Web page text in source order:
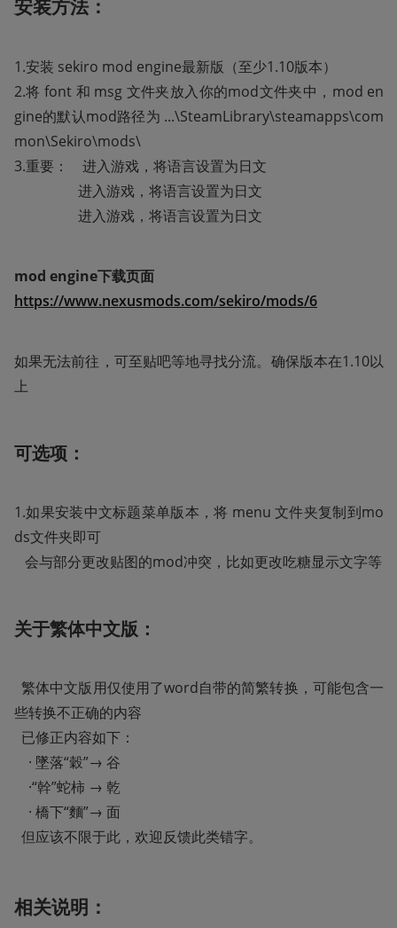
安装方法：
1.安装 sekiro mod engine最新版（至少1.10版本）
2.将 font 和 msg 文件夹放入你的mod文件夹中，mod en
gine的默认mod路径为 ...\SteamLibrary\steamapps\com
mon\Sekiro\mods\
3.重要：    进入游戏，将语言设置为日文
进入游戏，将语言设置为日文
进入游戏，将语言设置为日文
mod engine下载页面
https://www.nexusmods.com/sekiro/mods/6
如果无法前往，可至贴吧等地寻找分流。确保版本在1.10以
上
可选项：
1.如果安装中文标题菜单版本，将 menu 文件夹复制到mo
ds文件夹即可
会与部分更改贴图的mod冲突，比如更改吃糖显示文字等
关于繁体中文版：
繁体中文版用仅使用了word自带的简繁转换，可能包含一
些转换不正确的内容
已修正内容如下：
· 墜落“穀”→ 谷
·“幹”蛇柿 → 乾
· 橋下“麵”→ 面
但应该不限于此，欢迎反馈此类错字。
相关说明：